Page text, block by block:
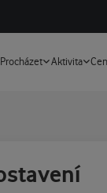
Procházet Aktivita